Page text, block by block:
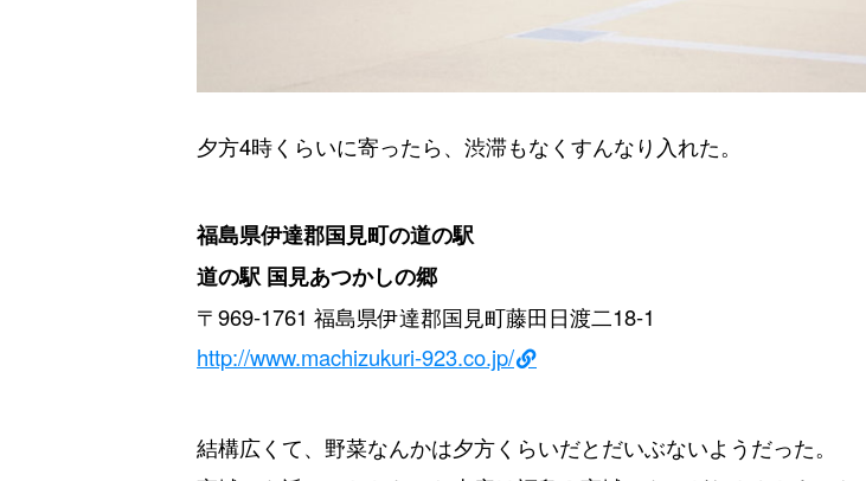
夕方4時くらいに寄ったら、渋滞もなくすんなり入れた。
福島県伊達郡国見町の道の駅
道の駅 国見あつかしの郷
〒969-1761 福島県伊達郡国見町藤田日渡二18-1
http://www.machizukuri-923.co.jp/
結構広くて、野菜なんかは夕方くらいだとだいぶないようだった。